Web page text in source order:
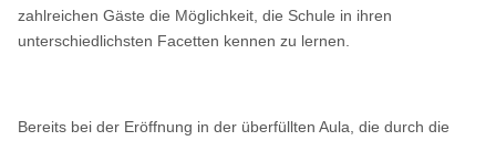
zahlreichen Gäste die Möglichkeit, die Schule in ihren
unterschiedlichsten Facetten kennen zu lernen.
Bereits bei der Eröffnung in der überfüllten Aula, die durch die